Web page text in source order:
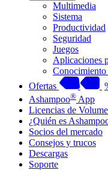
Multimedia
Sistema
Productividad
Seguridad
Juegos
Aplicaciones
Ofertas
Ashampoo® App
Licencias de
¿Quién es
Socios del mercado
Consejos y trucos
Descargas
Soporte